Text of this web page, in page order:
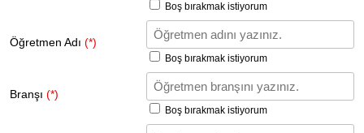
Boş bırakmak istiyorum
Öğretmen Adı (*)
Boş bırakmak istiyorum
Branşı (*)
Boş bırakmak istiyorum